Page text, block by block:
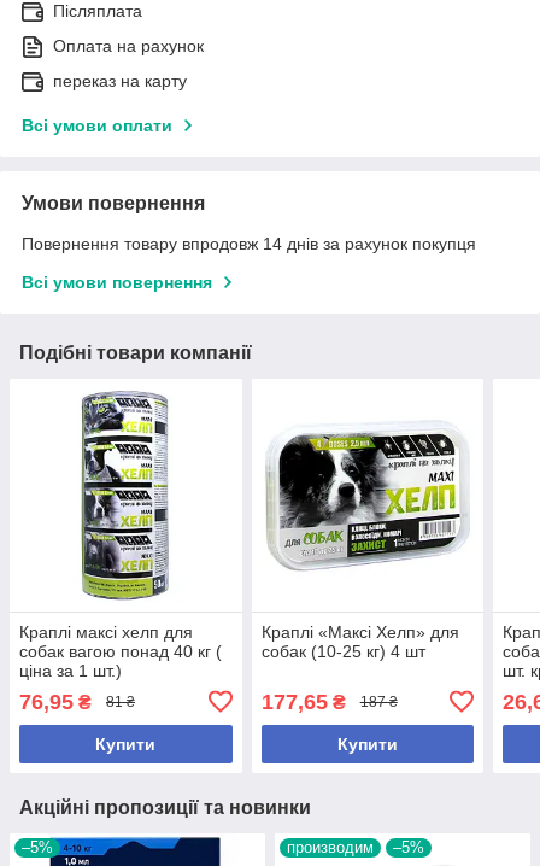
Післяплата
Оплата на рахунок
переказ на карту
Всі умови оплати
Умови повернення
Повернення товару впродовж 14 днів за рахунок покупця
Всі умови повернення
Подібні товари компанії
Краплі максі хелп для
собак вагою понад 40 кг (
ціна за 1 шт.)
76,95 ₴ 81 ₴
Купити
Краплі «Максі Хелп» для
собак (10-25 кг) 4 шт
177,65₴ 187 ₴
Купити
шт.
Акційні пропозиції та новинки
–5% производим –5%